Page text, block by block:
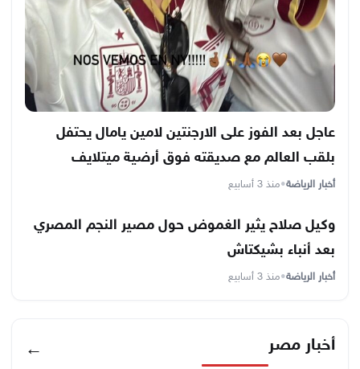
عاجل بعد الفوز على الارجنتين لامين يامال يحتفل
بلقب العالم مع صديقته فوق أرضية ميتلايف
أخبار الرياضة•منذ 3 أسابيع
وكيل صلاح يثير الغموض حول مصير النجم المصري
بعد أنباء بشيكتاش
أخبار الرياضة•منذ 3 أسابيع
أخبار مصر ←